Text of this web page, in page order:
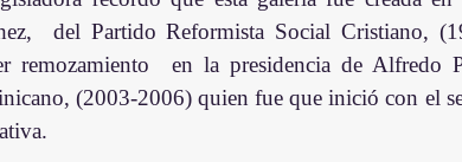
del Partido Reformista Social Cristiano,
remozamiento  en la presidencia de Alfredo
(2003-2006) quien fue que inició con el